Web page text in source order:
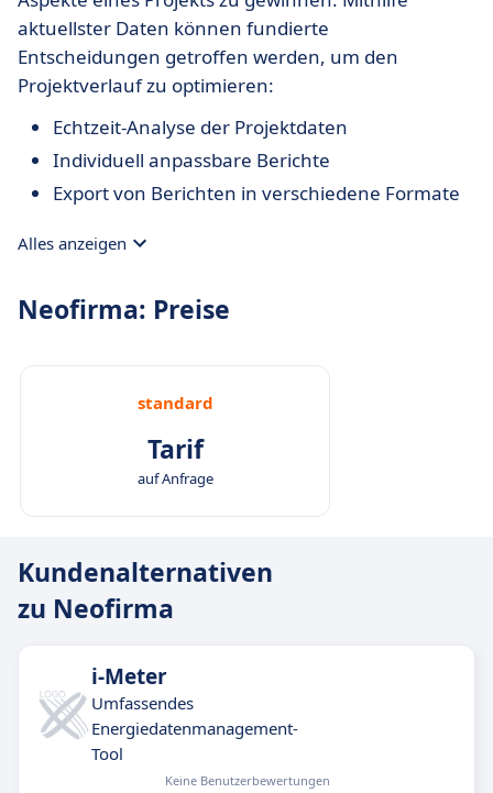
aktuellster Daten können fundierte
Entscheidungen getroffen werden, um den
Projektverlauf zu optimieren:
Echtzeit-Analyse der Projektdaten
Individuell anpassbare Berichte
Export von Berichten in verschiedene Formate
Alles anzeigen
Neofirma: Preise
standard
Tarif
auf Anfrage
Kundenalternativen
zu Neofirma
i-Meter
Umfassendes
Energiedatenmanagement-
Tool
Keine Benutzerbewertungen